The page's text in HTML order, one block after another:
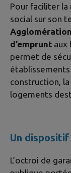
Pour faciliter
social sur son
Agglomération
d’emprunt aux
permet de
établissements
construction,
logements
Un
L’octroi de